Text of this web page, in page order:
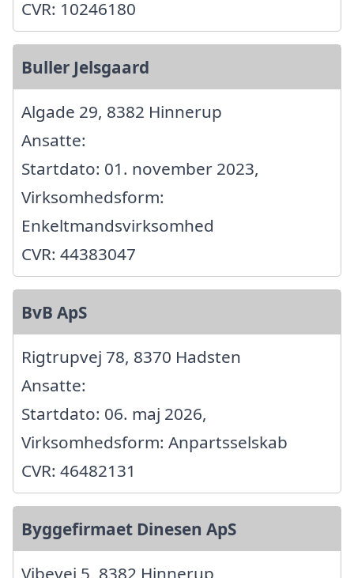
CVR: 10246180
Buller Jelsgaard
Algade 29, 8382 Hinnerup
Ansatte:
Startdato: 01. november 2023,
Virksomhedsform:
Enkeltmandsvirksomhed
CVR: 44383047
BvB ApS
Rigtrupvej 78, 8370 Hadsten
Ansatte:
Startdato: 06. maj 2026,
Virksomhedsform: Anpartsselskab
CVR: 46482131
Byggefirmaet Dinesen ApS
Vibevej 5, 8382 Hinnerup